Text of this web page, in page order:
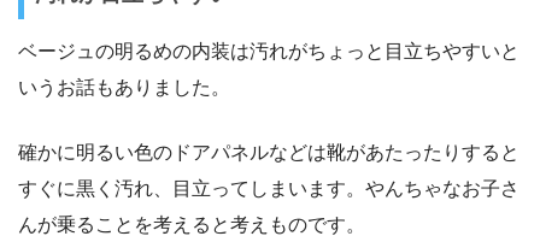
ベージュの明るめの内装は汚れがちょっと目立ちやすいと
いうお話もありました。
確かに明るい色のドアパネルなどは靴があたったりすると
すぐに黒く汚れ、目立ってしまいます。やんちゃなお子さ
んが乗ることを考えると考えものです。